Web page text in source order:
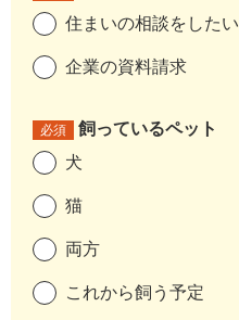
住まいの相談をしたい
企業の資料請求
必須
飼っているペット
犬
猫
両方
これから飼う予定